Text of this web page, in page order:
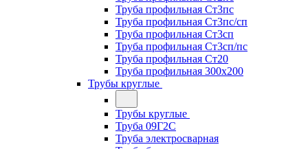
Труба профильная Ст3пс
Труба профильная Ст3пс/сп
Труба профильная Ст3сп
Труба профильная Ст3сп/пс
Труба профильная Ст20
Труба профильная 300х200
Трубы круглые
Трубы круглые
Труба 09Г2С
Труба электросварная